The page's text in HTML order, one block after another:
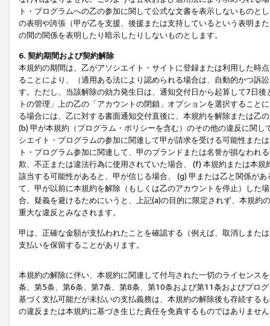
ト・プログラムへの乙の参加に関して公式な文書を表示しないもの
の表明や誇張（甲が乙を支援、後援または支持しているという表明ま
の間の関係を表明したり暗示したりしないものとします。
6. 契約期間および契約解除
本規約の期間は、乙がアソシエイト・サイトに登録または利用した時
ることにより、（適用ある法により認められる場合は、自動的かつ訴
す。ただし、当該解除の効力発生日は、通知交付日から起算して7日
トの管理」上の乙の「アカウントの閉鎖」オプションを選択するこ
る場合には、乙に対する書面通知交付直後に、本規約を解除または乙
(b) 甲が本規約（プログラム・ポリシーを含む）のその他の違反に関
シエイト・プログラムの参加に関連して甲が請求を受ける可能性また
ト・プログラム参加に関連して、甲のブランドまたは名誉が損なわれ
欺、不正または違法行為に使用されていた場合、 (f) 本規約または本
該当する可能性があると、甲が信じる場合、 (g) 甲または乙と関係が
て、甲が以前に本規約を解除（もしくは乙のアカウントを停止）した
合。疑義を避けるためにいうと、上記(a)の目的に限定されず、本規
重大な違反とみなされます。
甲は、正確な金額が支払われたことを確認する（例えば、取消しまた
支払いを保留することがあります。
本規約の解除に伴い、本規約に関連して付与された一切のライセンス
条、第5条、第6条、第7条、第8条、第10条および第11条およびプロ
基づく支払可能だが未払いの支払義務は、本規約の解除後も存続する
の違反または本規約に基づき生じた責任を免責するものではありませ